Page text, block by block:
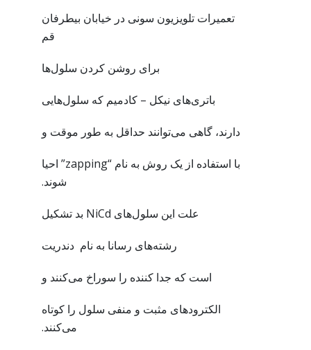
تعمیرات تلویزیون سونی در خیابان بیطرفان
قم
برای روشن کردن سلول‌ها
باتری‌های نیکل – کادمیم که سلول‌هایی
دارند، گاهی می‌توانند حداقل به طور موقت و
با استفاده از یک روش به نام “zapping” احیا
شوند.
علت این سلول‌های NiCd بد تشکیل
رشته‌های رسانا به نام دندریت
است که جدا کننده را سوراخ می‌کنند و
الکترودهای مثبت و منفی سلول را کوتاه
می‌کنند.